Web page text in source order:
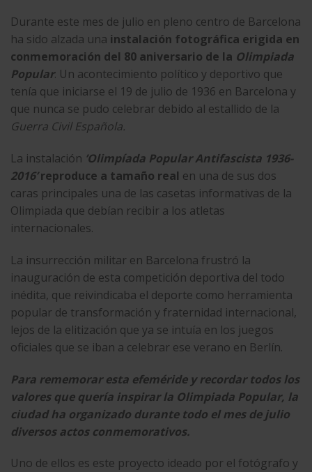
Durante este mes de julio en pleno centro de Barcelona
ha sido alzada una instalación fotográfica erigida en
conmemoración del 80 aniversario de la Olimpiada
Popular. Un acontecimiento político y deportivo que
tenía que iniciarse el 19 de julio de 1936 en Barcelona y
que nunca se pudo celebrar debido al estallido de la
Guerra Civil Española.
La instalación ’Olimpíada Popular Antifascista 1936-
2016’reproduce a tamaño real en una de sus dos
caras principales una de las casetas informativas de la
Olimpiada que debían recibir a los atletas
internacionales.
La insurrección militar en Barcelona frustró la
inauguración de esta competición deportiva del todo
inédita, que reivindicaba el deporte como herramienta
popular de transformación y fraternidad internacional,
lejos de la elitización que ya se intuía en los juegos
oficiales que se iban a celebrar ese verano en Berlín.
Para rememorar esta efeméride y recordar todos los
valores que quería inspirar la Olimpiada Popular, la
ciudad ha organizado durante todo el mes de julio
diversos actos conmemorativos.
Uno de ellos es este proyecto ideado por el fotógrafo y